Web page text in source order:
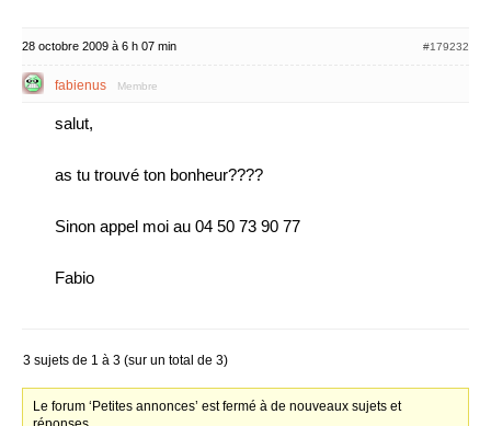
28 octobre 2009 à 6 h 07 min #179232
fabienus Membre
salut,
as tu trouvé ton bonheur????
Sinon appel moi au 04 50 73 90 77
Fabio
3 sujets de 1 à 3 (sur un total de 3)
Le forum ‘Petites annonces’ est fermé à de nouveaux sujets et